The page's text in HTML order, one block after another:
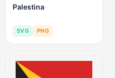
Palestina
SVG PNG